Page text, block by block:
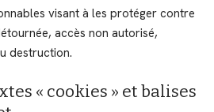
visant à les protéger contre
accès non autorisé,
destruction.
« cookies » et balises